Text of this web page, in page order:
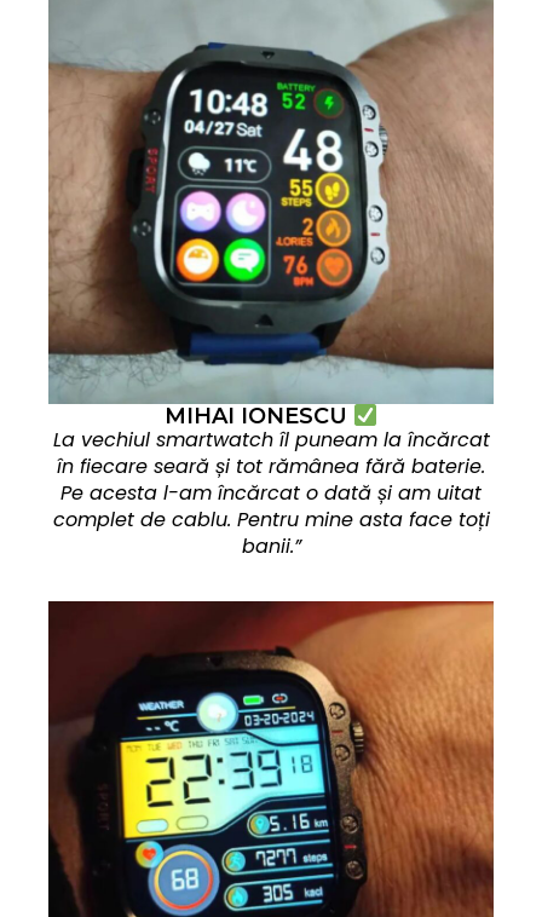
MIHAI IONESCU
La vechiul smartwatch îl puneam la încărcat
în fiecare seară și tot rămânea fără baterie.
Pe acesta l-am încărcat o dată și am uitat
complet de cablu. Pentru mine asta face toți
banii.”